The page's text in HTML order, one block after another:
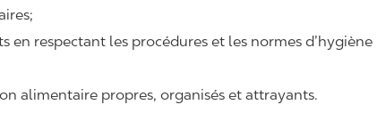
en respectant les procédures et les normes d’hygiène
alimentaire propres, organisés et attrayants.